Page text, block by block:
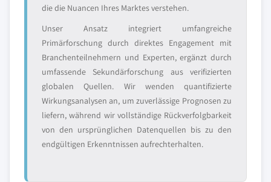
die die Nuancen Ihres Marktes verstehen.
Unser Ansatz integriert umfangreiche
Primärforschung durch direktes Engagement mit
Branchenteilnehmern und Experten, ergänzt durch
umfassende Sekundärforschung aus verifizierten
globalen Quellen. Wir wenden quantifizierte
Wirkungsanalysen an, um zuverlässige Prognosen zu
liefern, während wir vollständige Rückverfolgbarkeit
von den ursprünglichen Datenquellen bis zu den
endgültigen Erkenntnissen aufrechterhalten.